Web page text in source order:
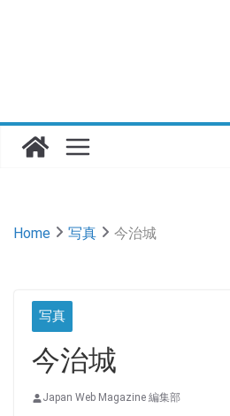
Home 写真 今治城
写真
今治城
Japan Web Magazine 編集部